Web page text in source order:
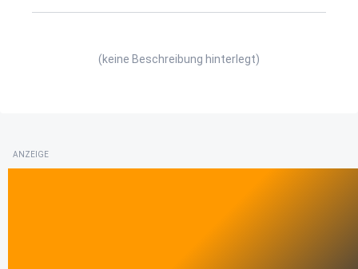
(keine Beschreibung hinterlegt)
ANZEIGE